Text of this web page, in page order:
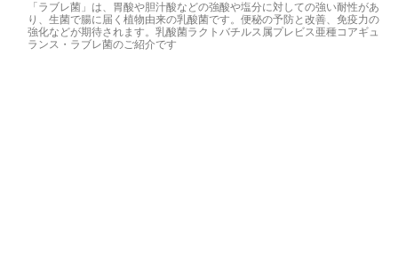
「ラブレ菌」は、胃酸や胆汁酸などの強酸や塩分に対しての強い耐性があ
り、生菌で腸に届く植物由来の乳酸菌です。便秘の予防と改善、免疫力の
強化などが期待されます。乳酸菌ラクトバチルス属プレビス亜種コアギュ
ランス・ラブレ菌のご紹介です